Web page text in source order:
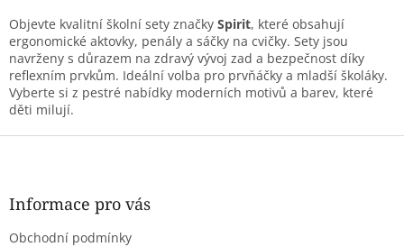
l
á
d
a
c
r
Objevte kvalitní školní sety značky Spirit, které obsahují
ergonomické aktovky, penály a sáčky na cvičky. Sety jsou
navrženy s důrazem na zdravý vývoj zad a bezpečnost díky
reflexním prvkům. Ideální volba pro prvňáčky a mladší školáky.
Vyberte si z pestré nabídky moderních motivů a barev, které
děti milují.
Z
Informace pro vás
Obchodní podmínky